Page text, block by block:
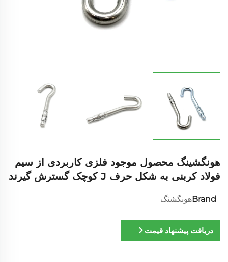
هونگشینگ محصول موجود فلزی کاربردی از سیم
فولاد کربنی به شکل حرف J کوچک گسترش گیرند
Brandهونگشنگ
دریافت پیشنهاد قیمت